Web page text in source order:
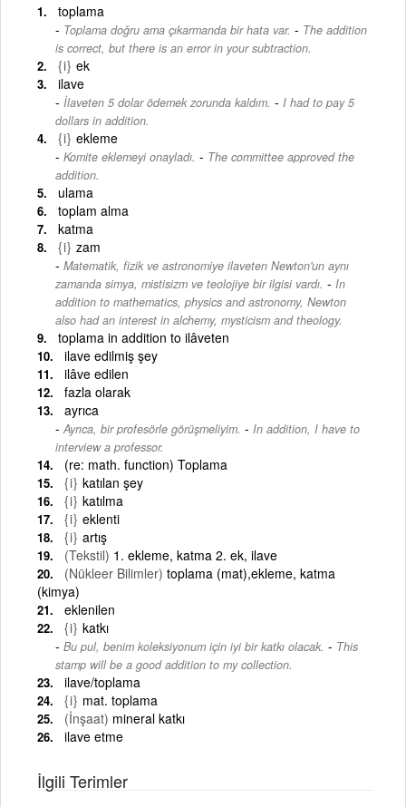
toplama
Toplama doğru ama çıkarmanda bir hata var. - The addition
is correct, but there is an error in your subtraction.
{i} ek
ilave
İlaveten 5 dolar ödemek zorunda kaldım. - I had to pay 5
dollars in addition.
{i} ekleme
Komite eklemeyi onayladı. - The committee approved the
addition.
ulama
toplam alma
katma
{i} zam
Matematik, fizik ve astronomiye ilaveten Newton'un aynı
zamanda simya, mistisizm ve teolojiye bir ilgisi vardı. - In
addition to mathematics, physics and astronomy, Newton
also had an interest in alchemy, mysticism and theology.
toplama in addition to ilâveten
ilave edilmiş şey
ilâve edilen
fazla olarak
ayrıca
Ayrıca, bir profesörle görüşmeliyim. - In addition, I have to
interview a professor.
(re: math. function) Toplama
{i} katılan şey
{i} katılma
{i} eklenti
{i} artış
(Tekstil) 1. ekleme, katma 2. ek, ilave
(Nükleer Bilimler) toplama (mat),ekleme, katma
(kimya)
eklenilen
{i} katkı
Bu pul, benim koleksiyonum için iyi bir katkı olacak. - This
stamp will be a good addition to my collection.
ilave/toplama
{i} mat. toplama
(İnşaat) mineral katkı
ilave etme
İlgili Terimler